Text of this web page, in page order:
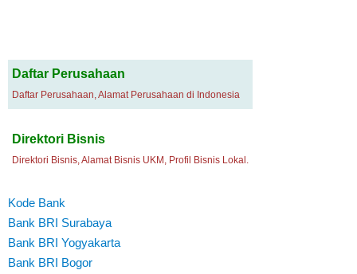
Daftar Perusahaan
Daftar Perusahaan, Alamat Perusahaan di Indonesia
Direktori Bisnis
Direktori Bisnis, Alamat Bisnis UKM, Profil Bisnis Lokal.
Kode Bank
Bank BRI Surabaya
Bank BRI Yogyakarta
Bank BRI Bogor